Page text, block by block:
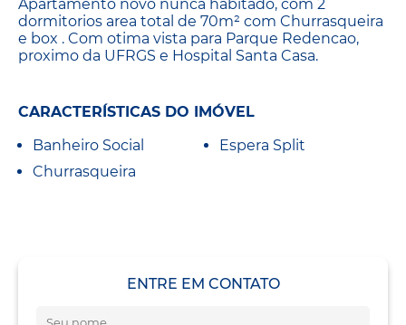
Apartamento novo nunca habitado, com 2
dormitorios area total de 70m² com Churrasqueira
e box . Com otima vista para Parque Redencao,
proximo da UFRGS e Hospital Santa Casa.
CARACTERÍSTICAS DO IMÓVEL
Banheiro Social
Churrasqueira
Espera Split
ENTRE EM CONTATO